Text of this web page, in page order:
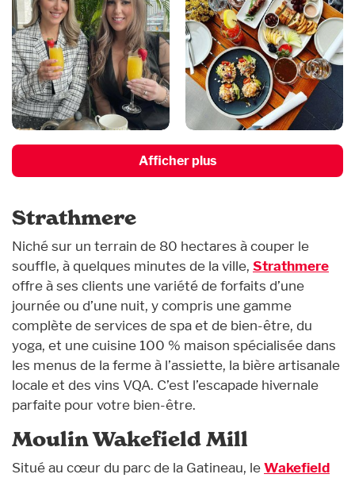
Afficher plus
Strathmere
Niché sur un terrain de 80 hectares à couper le
souffle, à quelques minutes de la ville, Strathmere
offre à ses clients une variété de forfaits d’une
journée ou d’une nuit, y compris une gamme
complète de services de spa et de bien-être, du
yoga, et une cuisine 100 % maison spécialisée dans
les menus de la ferme à l’assiette, la bière artisanale
locale et des vins VQA. C’est l’escapade hivernale
parfaite pour votre bien-être.
Moulin Wakefield Mill
Situé au cœur du parc de la Gatineau, leWakefield